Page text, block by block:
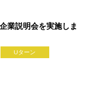
業説明会を実施しま
Uターン